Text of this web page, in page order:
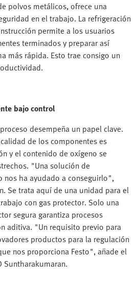
polvos metálicos, ofrece una
en el trabajo. La refrigeración
permite a los usuarios
terminados y preparar así
más rápida. Esto trae consigo un
bajo control
desempeña un papel clave.
de los componentes es
y el contenido de oxígeno se
"Una solución de
nos ha ayudado a conseguirlo",
Se trata aquí de una unidad para el
con gas protector. Solo una
segura garantiza procesos
aditiva. "Un requisito previo para
productos para la regulación
nos proporciona Festo", añade el
Suntharakumaran.